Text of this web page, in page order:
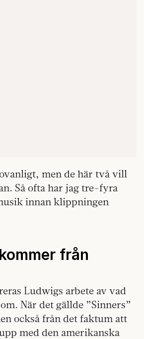
men de här två vill
Så ofta har jag tre-fyra
innan klippningen
från
Ludwigs arbete av vad
När det gällde ”Sinners”
också från det faktum att
med den amerikanska